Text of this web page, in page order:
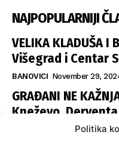
Politika
NAJPOPULARNIJI
VELIKA KLADUŠA I
Višegrad i Centar
BANOVICI November 29,
GRAĐANI NE
Kneževo,
šapom istih